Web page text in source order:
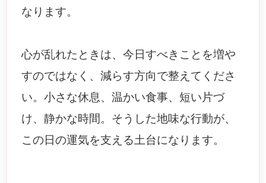
なります。
心が乱れたときは、今日すべきことを増や
すのではなく、減らす方向で整えてくださ
い。小さな休息、温かい食事、短い片づ
け、静かな時間。そうした地味な行動が、
この日の運気を支える土台になります。